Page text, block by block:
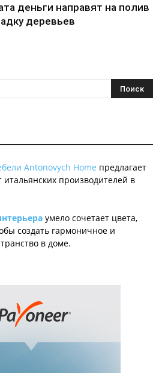
деньги направят на полив
деревьев
Antonovych Home предлагает
производителей в
умело сочетает цвета,
создать гармоничное и
в доме.